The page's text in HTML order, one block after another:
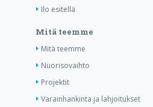
Ilo esitellä
Mitä teemme
Mitä teemme
Nuorisovaihto
Projektit
Varainhankinta ja lahjoitukset